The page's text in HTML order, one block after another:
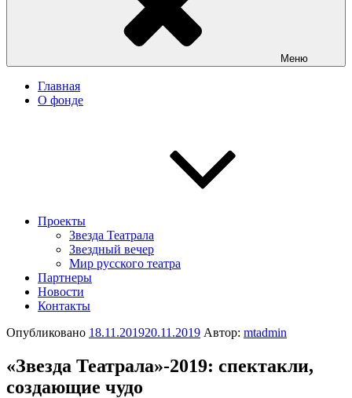
Меню
Главная
О фонде
Проекты
Звезда Театрала
Звездный вечер
Мир русского театра
Партнеры
Новости
Контакты
Опубликовано 18.11.201920.11.2019 Автор: mtadmin
«Звезда Театрала»-2019: спектакли,
создающие чудо